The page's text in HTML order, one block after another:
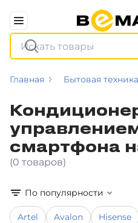
Главная Бытовая техника
смартфона
(0 товаров)
По популярности
Artel Avalon Hisense